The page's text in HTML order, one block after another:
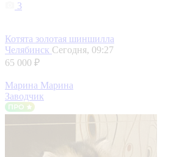
3
Котята золотая шиншилла
Челябинск Сегодня, 09:27
65 000 ₽
Марина Марина
Заводчик